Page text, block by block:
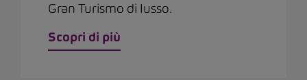
Gran Turismo di lusso.
Scopri di più